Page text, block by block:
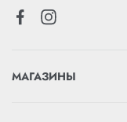
МАГАЗИНЫ